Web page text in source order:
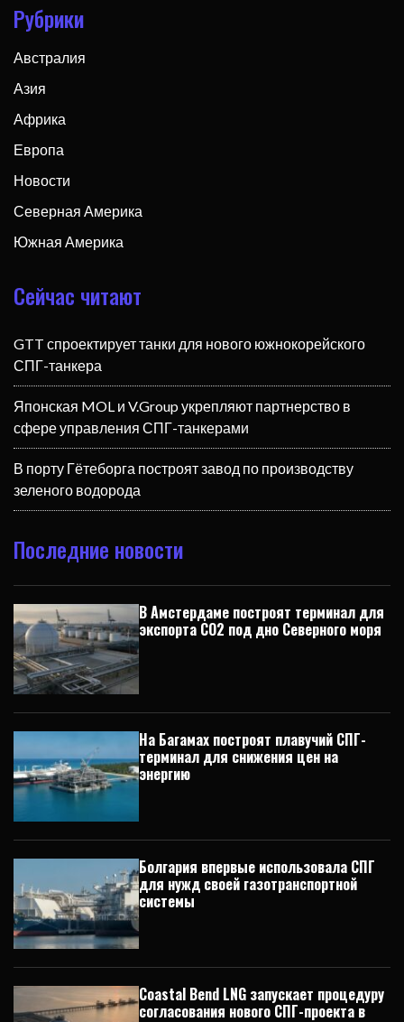
Рубрики
Австралия
Азия
Африка
Европа
Новости
Северная Америка
Южная Америка
Сейчас читают
GTT спроектирует танки для нового южнокорейского
СПГ-танкера
Японская MOL и V.Group укрепляют партнерство в
сфере управления СПГ-танкерами
В порту Гётеборга построят завод по производству
зеленого водорода
Последние новости
В Амстердаме построят терминал для
экспорта CO2 под дно Северного моря
На Багамах построят плавучий СПГ-
терминал для снижения цен на
энергию
Болгария впервые использовала СПГ
для нужд своей газотранспортной
системы
Coastal Bend LNG запускает процедуру
согласования нового СПГ-проекта в